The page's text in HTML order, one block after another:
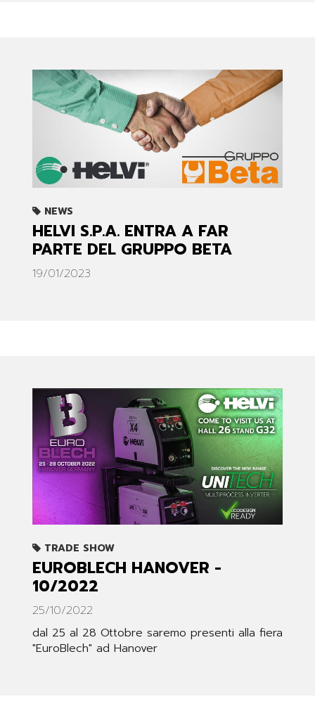
NEWS
HELVI S.P.A. ENTRA A FAR
PARTE DEL GRUPPO BETA
19/01/2023
TRADE SHOW
EUROBLECH HANOVER -
10/2022
25/10/2022
dal 25 al 28 Ottobre saremo presenti alla fiera
"EuroBlech" ad Hanover